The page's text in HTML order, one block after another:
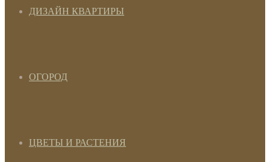
ДИЗАЙН КВАРТИРЫ
ОГОРОД
ЦВЕТЫ И РАСТЕНИЯ